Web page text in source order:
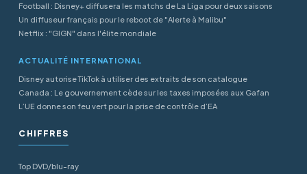
Football : Disney+ diffusera les matchs de La Liga pour deux saisons
Un diffuseur français pour le reboot de "Alerte à Malibu"
Netflix : "GIGN" dans l'élite mondiale
ACTUALITÉ INTERNATIONAL
Disney autorise TikTok à utiliser des extraits de son catalogue
Canada : Le gouvernement cède sur les taxes imposées aux Gafan
L’UE donne son feu vert pour la prise de contrôle d’EA
CHIFFRES
Top DVD/blu-ray